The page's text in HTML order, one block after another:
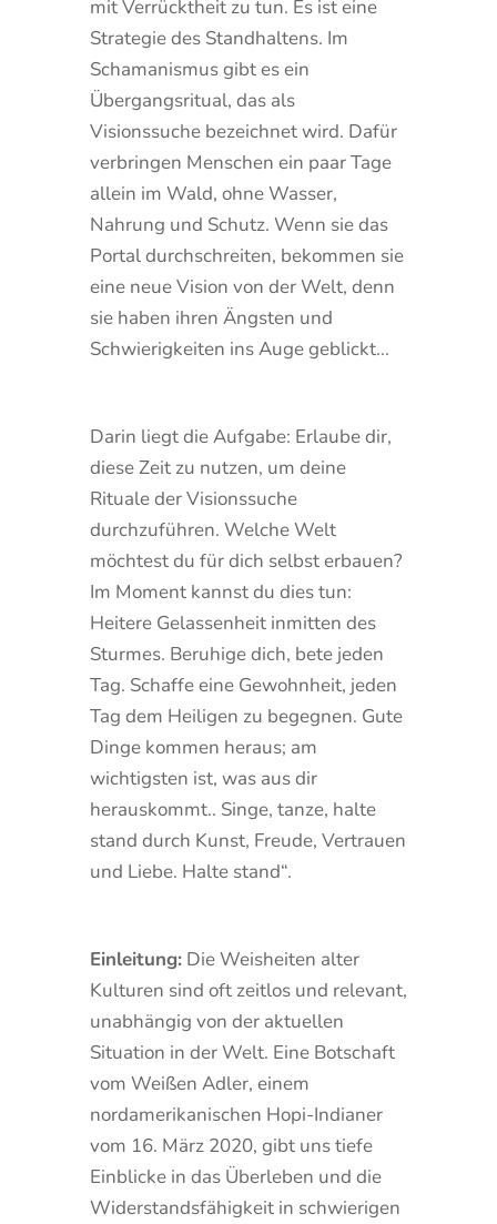
mit Verrücktheit zu tun. Es ist eine
Strategie des Standhaltens. Im
Schamanismus gibt es ein
Übergangsritual, das als
Visionssuche bezeichnet wird. Dafür
verbringen Menschen ein paar Tage
allein im Wald, ohne Wasser,
Nahrung und Schutz. Wenn sie das
Portal durchschreiten, bekommen sie
eine neue Vision von der Welt, denn
sie haben ihren Ängsten und
Schwierigkeiten ins Auge geblickt...
Darin liegt die Aufgabe: Erlaube dir,
diese Zeit zu nutzen, um deine
Rituale der Visionssuche
durchzuführen. Welche Welt
möchtest du für dich selbst erbauen?
Im Moment kannst du dies tun:
Heitere Gelassenheit inmitten des
Sturmes. Beruhige dich, bete jeden
Tag. Schaffe eine Gewohnheit, jeden
Tag dem Heiligen zu begegnen. Gute
Dinge kommen heraus; am
wichtigsten ist, was aus dir
herauskommt.. Singe, tanze, halte
stand durch Kunst, Freude, Vertrauen
und Liebe. Halte stand“.
Einleitung:Die Weisheiten alter
Kulturen sind oft zeitlos und relevant,
unabhängig von der aktuellen
Situation in der Welt. Eine Botschaft
vom Weißen Adler, einem
nordamerikanischen Hopi-Indianer
vom 16. März 2020, gibt uns tiefe
Einblicke in das Überleben und die
Widerstandsfähigkeit in schwierigen